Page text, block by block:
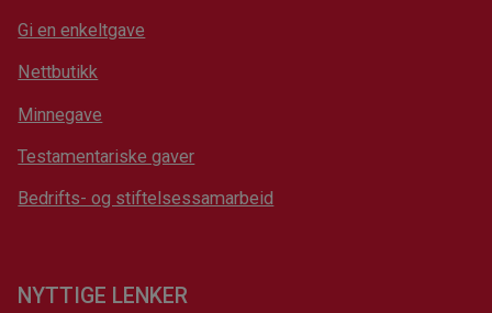
Gi en enkeltgave
Nettbutikk
Minnegave
Testamentariske gaver
Bedrifts- og stiftelsessamarbeid
NYTTIGE LENKER